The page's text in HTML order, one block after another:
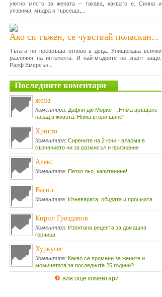
уютно място за жената – такава, каквато е. Силна и
уязвима, мъдра и търсеща,...
Ако си тъжен, се чувствай поласкан...
Тъгата ни превръща отново в деца. Унищожава всички
различия на интелекта. И най-мъдрите не знаят защо.
Ралф Емерсън...
Последните коментари
жена
Коментира: Дафни дю Морие - „Няма връщане
назад в живота. Няма втори шанс”
Христо
Коментира: Сирените на 2 юни - аларма в
съзнанието ни за размисъл и признание
Алекс
Коментира: Петко льо, капитанине!
Васил
Коментира: Изневярата, обидата и прошката
Кирил Грозданов
Коментира: Изпитана рецепта за домашна
горчица
Хуркулес
Коментира: Какво се промени за жените и
момичетата за последните 25 години?
виж още коментари